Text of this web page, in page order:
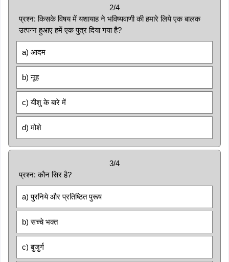
2/4
प्रश्न: किसके विषय में यशायाह ने भविष्यवाणी की हमारे लिये एक बालक
उत्पन्न हुआए हमें एक पुत्र दिया गया है?
a) आदम
b) नूह
c) यीशु के बारे में
d) मोशे
3/4
प्रश्न: कौन सिर है?
a) पुरनिये और प्रतिष्ठित पुरूष
b) सच्चे भक्त
c) बुजुर्ग